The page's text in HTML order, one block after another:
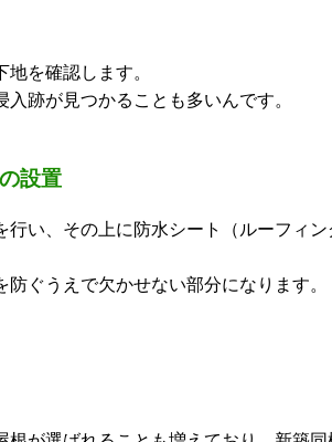
を確認します。
跡が見つかることも多いんです。
設置
い、その上に防水シート（ルーフィン
ぐうえで欠かせない部分になります。